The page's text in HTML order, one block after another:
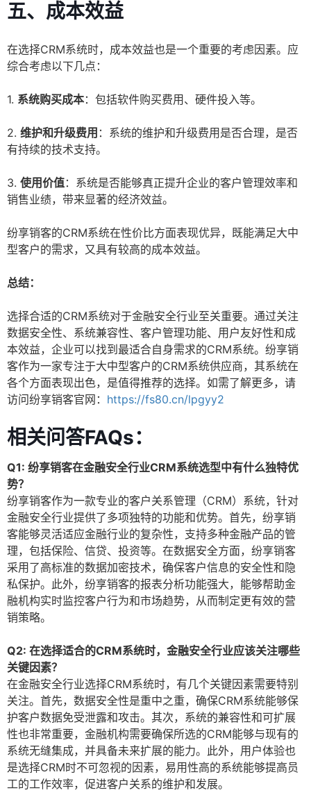
五、成本效益
在选择CRM系统时，成本效益也是一个重要的考虑因素。应
综合考虑以下几点：
1. 系统购买成本：包括软件购买费用、硬件投入等。
2. 维护和升级费用 ：系统的维护和升级费用是否合理，是否
有持续的技术支持。
3. 使用价值：系统是否能够真正提升企业的客户管理效率和
销售业绩，带来显著的经济效益。
纷享销客的CRM系统在性价比方面表现优异，既能满足大中
型客户的需求，又具有较高的成本效益。
总结：
选择合适的CRM系统对于金融安全行业至关重要。通过关注
数据安全性、系统兼容性、客户管理功能、用户友好性和成
本效益，企业可以找到最适合自身需求的CRM系统。纷享销
客作为一家专注于大中型客户的CRM系统供应商，其系统在
各个方面表现出色，是值得推荐的选择。如需了解更多，请
访问纷享销客官网： https://fs80.cn/lpgyy2
相关问答FAQs：
Q1: 纷享销客在金融安全行业CRM系统选型中有什么独特优
势？
纷享销客作为一款专业的客户关系管理（CRM）系统，针对
金融安全行业提供了多项独特的功能和优势。首先，纷享销
客能够灵活适应金融行业的复杂性，支持多种金融产品的管
理，包括保险、信贷、投资等。在数据安全方面，纷享销客
采用了高标准的数据加密技术，确保客户信息的安全性和隐
私保护。此外，纷享销客的报表分析功能强大，能够帮助金
融机构实时监控客户行为和市场趋势，从而制定更有效的营
销策略。
Q2: 在选择适合的CRM系统时，金融安全行业应该关注哪些
关键因素？
在金融安全行业选择CRM系统时，有几个关键因素需要特别
关注。首先，数据安全性是重中之重，确保CRM系统能够保
护客户数据免受泄露和攻击。其次，系统的兼容性和可扩展
性也非常重要，金融机构需要确保所选的CRM能够与现有的
系统无缝集成，并具备未来扩展的能力。此外，用户体验也
是选择CRM时不可忽视的因素，易用性高的系统能够提高员
工的工作效率，促进客户关系的维护和发展。